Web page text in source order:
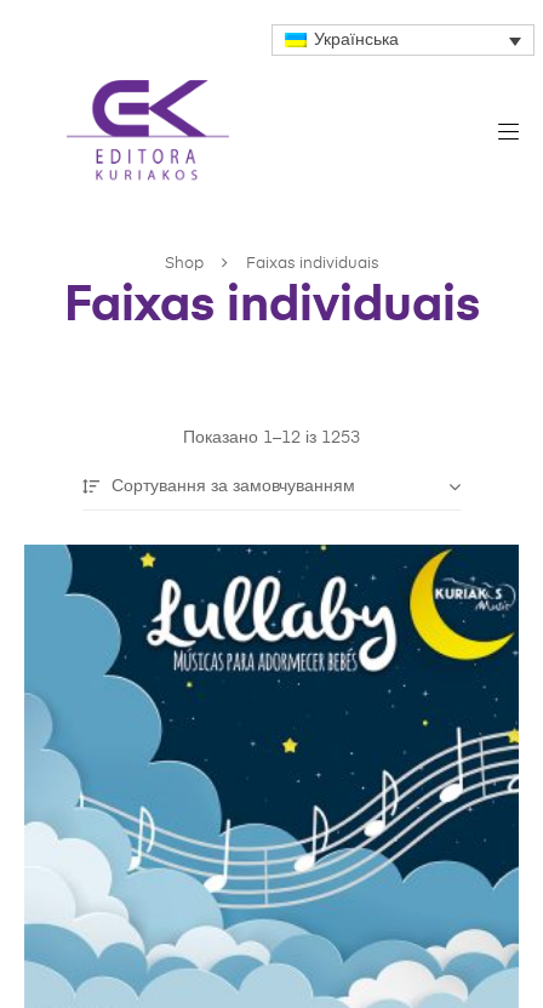
Українська
Shop Faixas individuais
Faixas individuais
Показано 1–12 із 1253
Сортування за замовчуванням